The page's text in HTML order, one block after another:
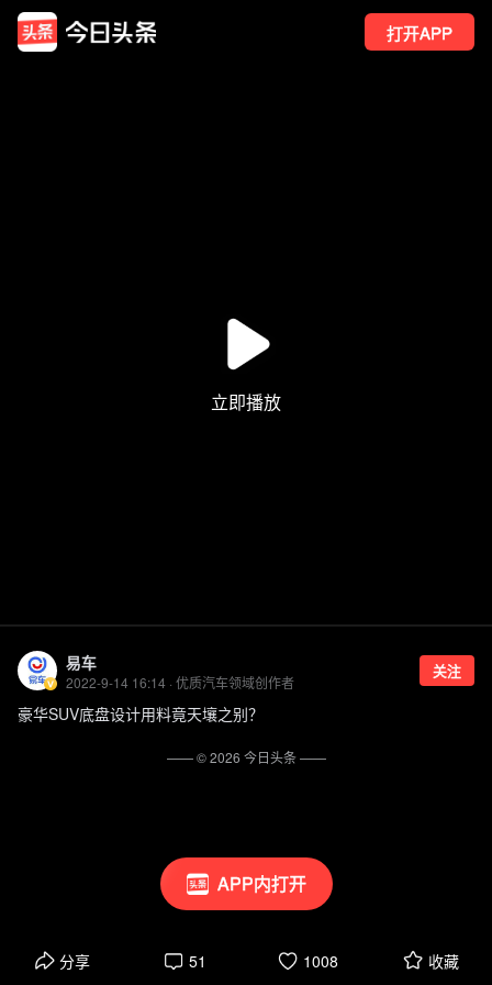
打开APP
APP内打开
易车
2022-9-14 16:14 · 优质汽车领域创作者
关注
豪华SUV底盘设计用料竟天壤之别？
分享 51 1008 收藏
—— ©2026 今日头条——